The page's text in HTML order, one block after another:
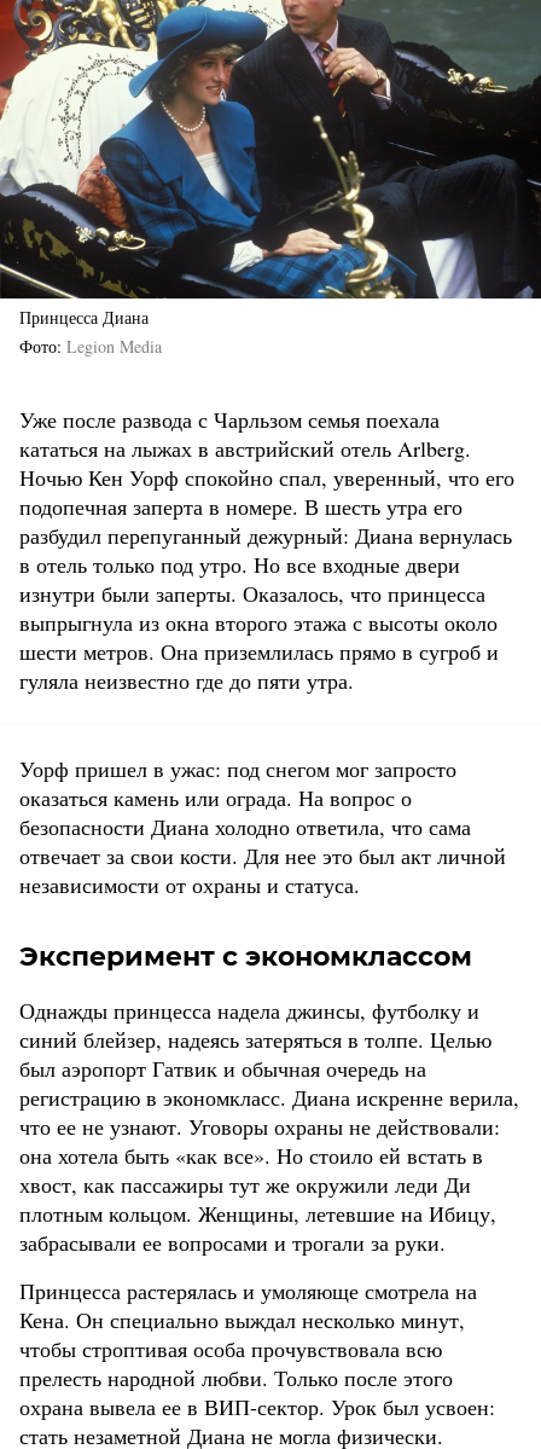
Принцесса Диана
Фото Legion Media
Уже после развода с Чарльзом семья поехала
кататься на лыжах в австрийский отель Arlberg.
Ночью Кен Уорф спокойно спал, уверенный, что его
подопечная заперта в номере. В шесть утра его
разбудил перепуганный дежурный: Диана вернулась
в отель только под утро. Но все входные двери
изнутри были заперты. Оказалось, что принцесса
выпрыгнула из окна второго этажа с высоты около
шести метров. Она приземлилась прямо в сугроб и
гуляла неизвестно где до пяти утра.
Уорф пришел в ужас: под снегом мог запросто
оказаться камень или ограда. На вопрос о
безопасности Диана холодно ответила, что сама
отвечает за свои кости. Для нее это был акт личной
независимости от охраны и статуса.
Эксперимент с экономклассом
Однажды принцесса надела джинсы, футболку и
синий блейзер, надеясь затеряться в толпе. Целью
был аэропорт Гатвик и обычная очередь на
регистрацию в экономкласс. Диана искренне верила,
что ее не узнают. Уговоры охраны не действовали:
она хотела быть «как все». Но стоило ей встать в
хвост, как пассажиры тут же окружили леди Ди
плотным кольцом. Женщины, летевшие на Ибицу,
забрасывали ее вопросами и трогали за руки.
Принцесса растерялась и умоляюще смотрела на
Кена. Он специально выждал несколько минут,
чтобы строптивая особа прочувствовала всю
прелесть народной любви. Только после этого
охрана вывела ее в ВИП-сектор. Урок был усвоен:
стать незаметной Диана не могла физически.